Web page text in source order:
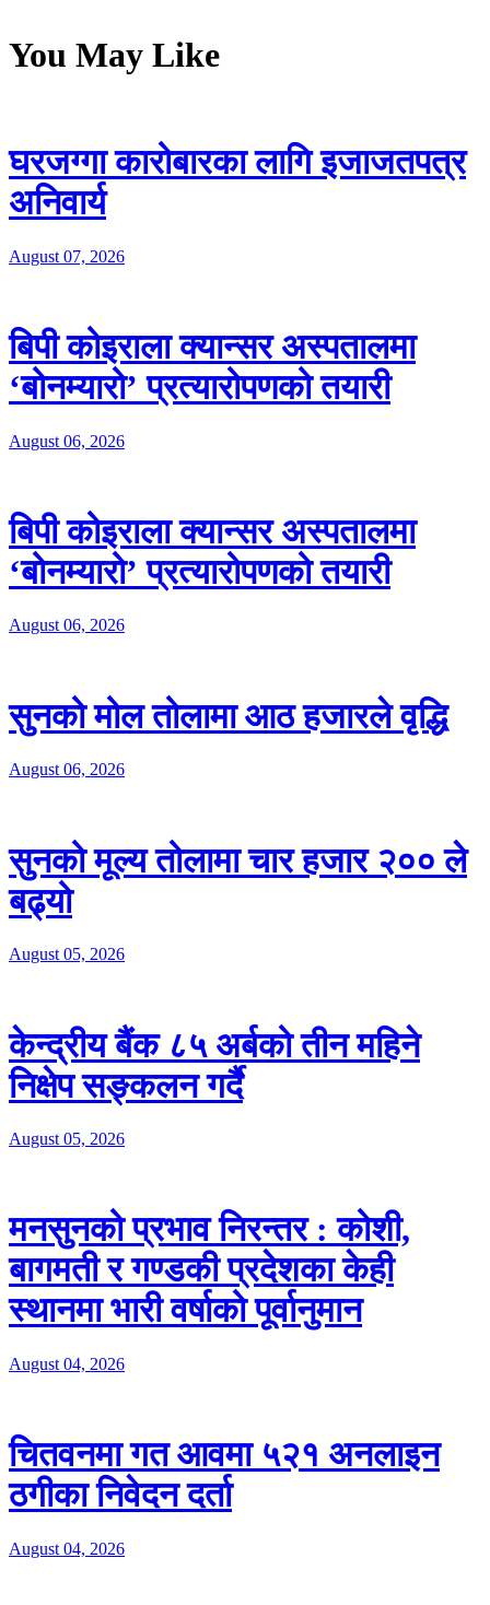
You May Like
घरजग्गा कारोबारका लागि इजाजतपत्र
अनिवार्य
August 07, 2026
बिपी कोइराला क्यान्सर अस्पतालमा
‘बोनम्यारो’ प्रत्यारोपणको तयारी
August 06, 2026
बिपी कोइराला क्यान्सर अस्पतालमा
‘बोनम्यारो’ प्रत्यारोपणको तयारी
August 06, 2026
सुनको मोल तोलामा आठ हजारले वृद्धि
August 06, 2026
सुनको मूल्य तोलामा चार हजार २०० ले
बढ्यो
August 05, 2026
केन्द्रीय बैंक ८५ अर्बको तीन महिने
निक्षेप सङ्कलन गर्दै
August 05, 2026
मनसुनको प्रभाव निरन्तर : कोशी,
बागमती र गण्डकी प्रदेशका केही
स्थानमा भारी वर्षाको पूर्वानुमान
August 04, 2026
चितवनमा गत आवमा ५२१ अनलाइन
ठगीका निवेदन दर्ता
August 04, 2026